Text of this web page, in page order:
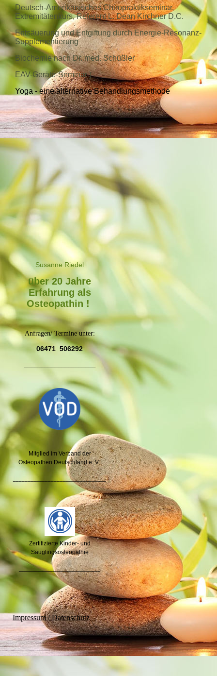
Deutsch-Amerikanisches Chiropraktikseminar,
Extremitätenkurs, Referent L. Dean Kirchner D.C.
Entsäuerung und Entgiftung durch Energie-Resonanz-
Supplementierung
Biochemie nach Dr. med. Schüßler
EAV-Geräte-Seminar )
Yoga - eine alternative Behandlungsmethode
Susanne Riedel
über 20 Jahre
Erfahrung als
Osteopathin !
Anfragen/ Termine unter:
06471 506292
Mitglied im Verband der
Osteopathen Deutschland e. V.
________________________________
Zertifizierte Kinder- und
Säuglingsosteopathie
_____________________
Impressum / Datenschutz